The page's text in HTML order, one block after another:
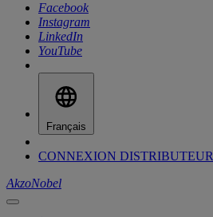
Facebook
Instagram
LinkedIn
YouTube
Français
CONNEXION DISTRIBUTEUR
AkzoNobel